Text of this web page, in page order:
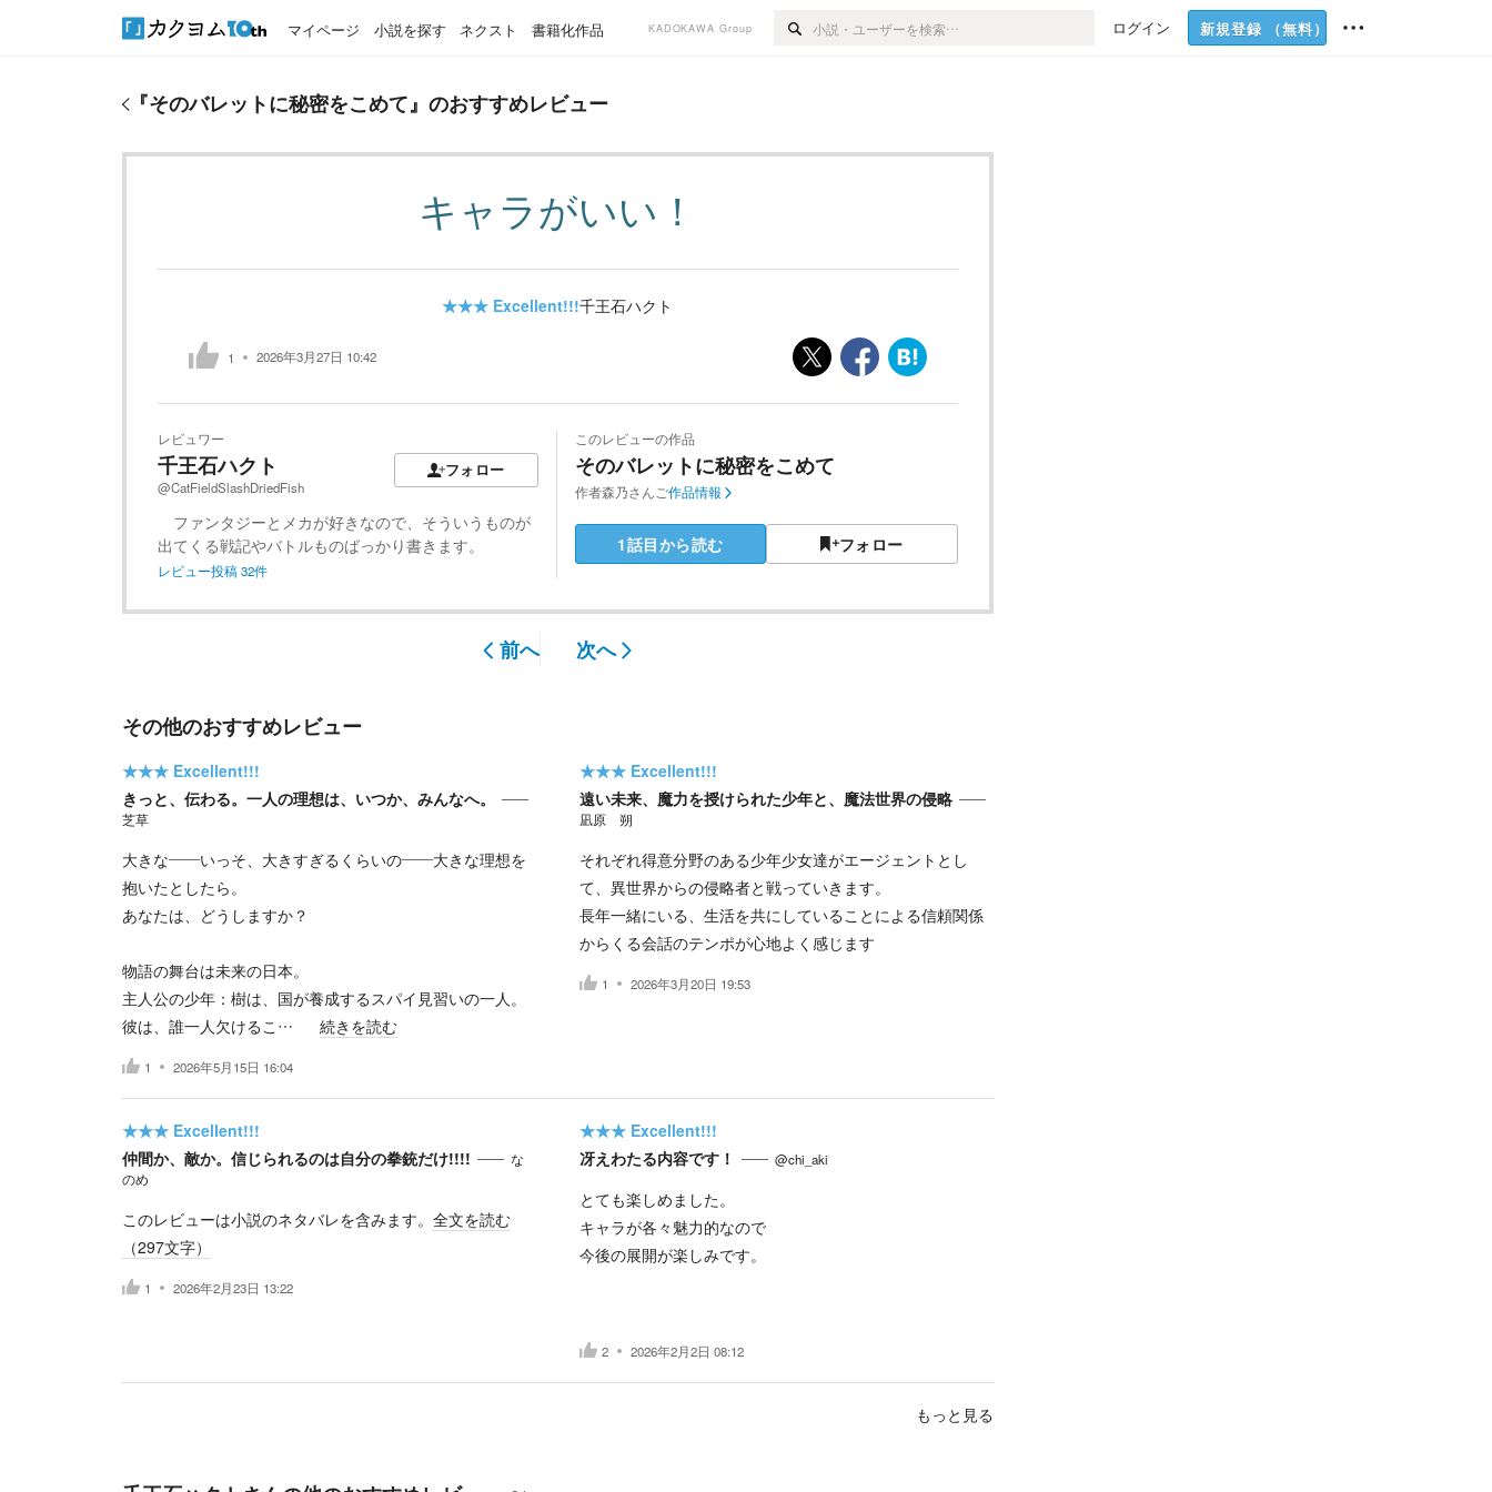
マイページ 小説を探す ネクスト 書籍化作品 KADOKAWA Group ログイン 新規登録 （無料）
『そのバレットに秘密をこめて』のおすすめレビュー
キャラがいい！
★★★ Excellent!!!千王石ハクト
1 2026年3月27日 10:42
レビュワー
千王石ハクト
@CatFieldSlashDriedFish
フォロー
ファンタジーとメカが好きなので、そういうものが
出てくる戦記やバトルものばっかり書きます。
レビュー投稿32件
このレビューの作品
そのバレットに秘密をこめて
作者森乃さんご作品情報
1話目から読む フォロー
前へ 次へ
その他のおすすめレビュー
★★★ Excellent!!!
きっと、伝わる。一人の理想は、いつか、みんなへ。
芝草
大きな――いっそ、大きすぎるくらいの――大きな理想を
抱いたとしたら。
あなたは、どうしますか？
物語の舞台は未来の日本。
主人公の少年：樹は、国が養成するスパイ見習いの一人。
彼は、誰一人欠けるこ…
続きを読む
1 2026年5月15日 16:04
★★★ Excellent!!!
遠い未来、魔力を授けられた少年と、魔法世界の侵略
凪原 朔
それぞれ得意分野のある少年少女達がエージェントとし
て、異世界からの侵略者と戦っていきます。
長年一緒にいる、生活を共にしていることによる信頼関係
からくる会話のテンポが心地よく感じます
1 2026年3月20日 19:53
★★★ Excellent!!!
仲間か、敵か。信じられるのは自分の拳銃だけ!!!!
な
のめ
このレビューは小説のネタバレを含みます。 全文を読む
（297文字）
1 2026年2月23日 13:22
★★★ Excellent!!!
冴えわたる内容です！
@chi_aki
とても楽しめました。
キャラが各々魅力的なので
今後の展開が楽しみです。
2 2026年2月2日 08:12
もっと見る